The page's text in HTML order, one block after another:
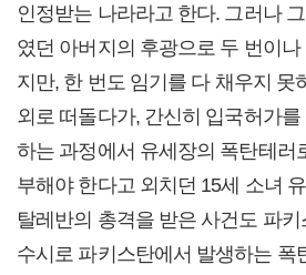
인정받는 나라라고 한다. 그러나
였던 아버지의 후광으로 두 번이
지만, 한 번도 임기를 다 채우지 못
외로 떠돌다가, 간신히 입국허가를
하는 과정에서 유세장의 폭탄테러
부해야 한다고 외치던 15세 소녀
탈레반의 총격을 받은 사건도 파
수시로 파키스탄에서 발생하는 폭